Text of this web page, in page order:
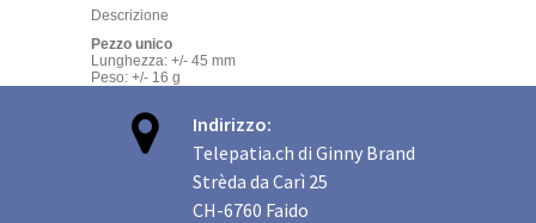
Descrizione
Pezzo unico
Lunghezza: +/- 45 mm
Peso: +/- 16 g

Indirizzo:
Telepatia.ch di Ginny Brand
Strèda da Carì 25
CH-6760 Faido